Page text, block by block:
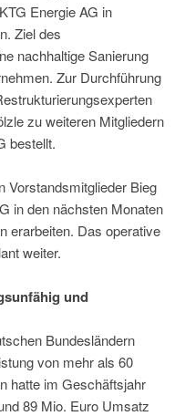
Energie AG in
Ziel des
nachhaltige Sanierung
Zur Durchführung
zu weiteren Mitgliedern
bestellt.
Vorstandsmitglieder Bieg
in den nächsten Monaten
erarbeiten. Das operative
weiter.
und
Bundesländern
von mehr als 60
hatte im Geschäftsjahr
89 Mio. Euro Umsatz